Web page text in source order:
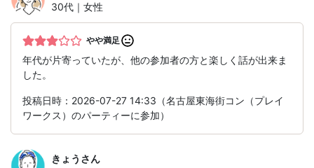
30代｜女性
やや満足
年代が片寄っていたが、他の参加者の方と楽しく話が出来ま
した。
投稿日時：2026-07-27 14:33（名古屋東海街コン（プレイ
ワークス）のパーティーに参加）
きょう さん